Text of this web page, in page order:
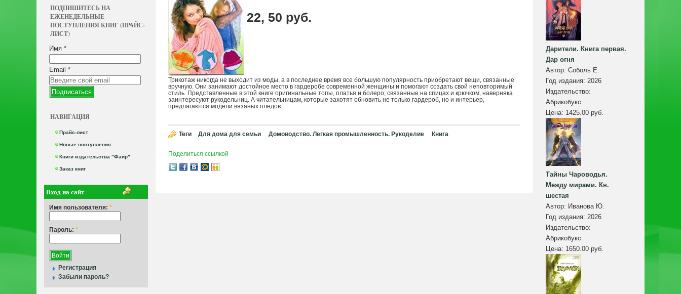
ПОДПИШИТЕСЬ НА
ЕЖЕНЕДЕЛЬНЫЕ
ПОСТУПЛЕНИЯ КНИГ (ПРАЙС-
ЛИСТ)
Имя *
Email *
НАВИГАЦИЯ
Прайс-лист
Новые поступления
Книги издательства "Фаир"
Заказ книг
Вход на сайт
Имя пользователя: *
Пароль: *
Регистрация
Забыли пароль?
22, 50 руб.
Трикотаж никогда не выходит из моды, а в последнее время все большую популярность приобретают вещи, связанные
вручную. Они занимают достойное место в гардеробе современной женщины и помогают создать свой неповторимый
стиль. Представленные в этой книге оригинальные топы, платья и болеро, связанные на спицах и крючком, наверняка
заинтересуют рукодельниц. А читательницам, которые захотят обновить не только гардероб, но и интерьер,
предлагаются модели вязаных пледов.
Теги Для дома для семьи Домоводство. Легкая промышленность. Рукоделие Книга
Поделиться ссылкой
Дарители. Книга первая.
Дар огня
Автор: Соболь Е.
Год издания: 2026
Издательство:
Абрикобукс
Цена: 1425.00 руб.
Тайны Чароводья.
Между мирами. Кн.
шестая
Автор: Иванова Ю.
Год издания: 2026
Издательство:
Абрикобукс
Цена: 1650.00 руб.